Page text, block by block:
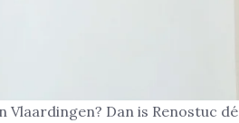
Dan is Renostuc dé